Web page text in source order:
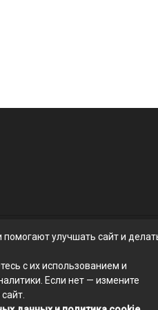
улучшать сайт и
с их использованием и
Если нет — измените